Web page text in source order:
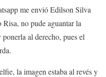
me envió Edilson Silva
no pude aguantar la
al derecho, pues el
la imagen estaba al revés y